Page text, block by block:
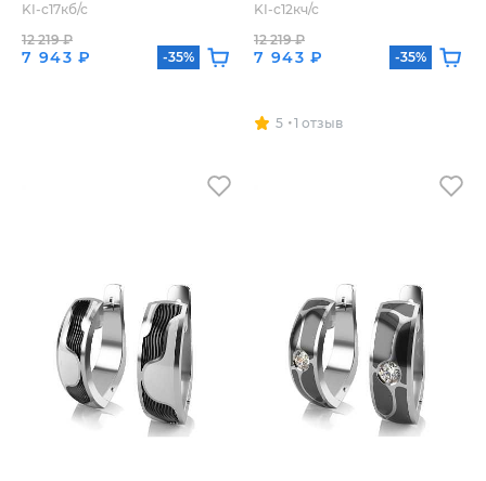
KI-с17кб/с
7 943 ₽
12 219 ₽
-35%
KI-с12кч/с
7 943 ₽
12 219 ₽
-35%
5 1 отзыв